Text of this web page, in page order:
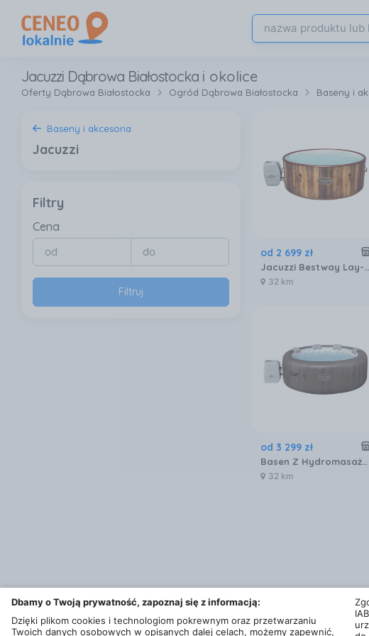
Jacuzzi Dąbrowa Białostocka i okolice
Oferty Dąbrowa Białostocka Ogród Dąbrowa Białostocka Baseny i
Baseny i akcesoria
Jacuzzi
Filtry
Cena
Filtruj
od 2 699 zł
Jacuzzi Bestway Lay-Z-Spa Helsinki AirJet 60025 180x66cm
32 km
od 3 299 zł
Basen Z Hydromasażem Spa 1.96X0.71M Dominica 6001S
32 km
Dbamy o Twoją prywatność, zapoznaj się z informacją:
Dzięki plikom cookies i technologiom pokrewnym oraz przetwarzaniu
Twoich danych osobowych w opisanych dalej celach, możemy zapewnić,